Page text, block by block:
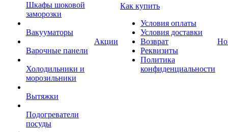
Шкафы шоковой
заморозки
Вакууматоры
Варочные панели
Холодильники и
морозильники
Вытяжки
Подогреватели
посуды
Акции
Как купить
Условия оплаты
Условия доставки
Возврат
Реквизиты
Политика
конфиденциальности